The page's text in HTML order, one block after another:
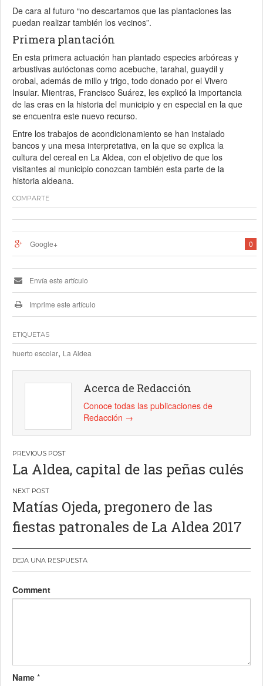
De cara al futuro “no descartamos que las plantaciones las
puedan realizar también los vecinos”.
Primera plantación
En esta primera actuación han plantado especies arbóreas y
arbustivas autóctonas como acebuche, tarahal, guaydil y
orobal, además de millo y trigo, todo donado por el Vivero
Insular. Mientras, Francisco Suárez, les explicó la importancia
de las eras en la historia del municipio y en especial en la que
se encuentra este nuevo recurso.
Entre los trabajos de acondicionamiento se han instalado
bancos y una mesa interpretativa, en la que se explica la
cultura del cereal en La Aldea, con el objetivo de que los
visitantes al municipio conozcan también esta parte de la
historia aldeana.
COMPARTE
0
Google+
Envía este artículo
Imprime este artículo
ETIQUETAS
huerto escolar, La Aldea
Acerca de Redacción
Conoce todas las publicaciones de
Redacción →
Navegación
de
entradas
La Aldea, capital de las peñas culés
Matías Ojeda, pregonero de las
fiestas patronales de La Aldea 2017
DEJA UNA RESPUESTA
Comment
Name *